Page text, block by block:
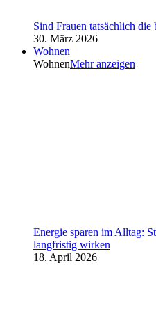
Sind Frauen tatsächlich die
30. März 2026
Wohnen
WohnenMehr anzeigen
Energie sparen im Alltag:
langfristig wirken
18. April 2026